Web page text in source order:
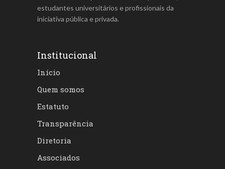
estudantes universitários e profissionais da
iniciativa pública e privada.
Institucional
Início
Quem somos
Estatuto
Transparência
Diretoria
Associados